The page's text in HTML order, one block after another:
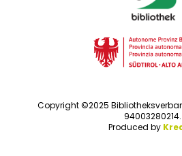
Copyright ©2025
94003280214.
Produced by